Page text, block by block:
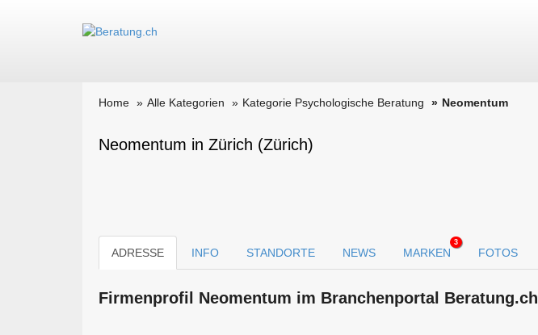
Home Alle Kategorien Kategorie Psychologische Beratung Neomentum
Neomentum in Zürich (Zürich)
ADRESSE INFO STANDORTE NEWS MARKEN
3
FOTOS
Firmen­profil Neomentum im Branchen­portal Beratung.ch